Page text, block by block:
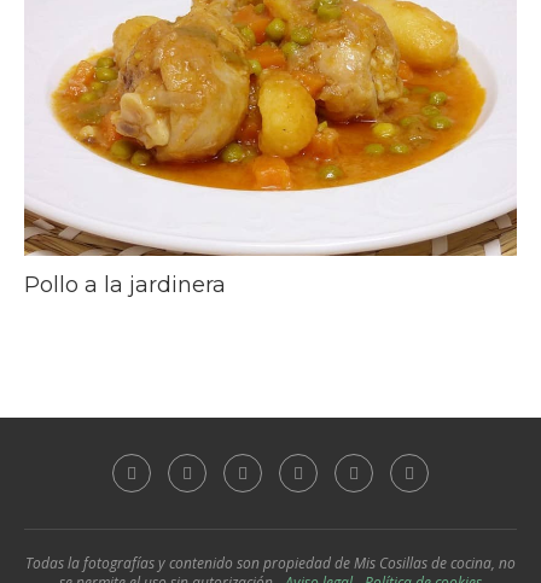
Pollo a la jardinera
Todas la fotografías y contenido son propiedad de Mis Cosillas de cocina, no